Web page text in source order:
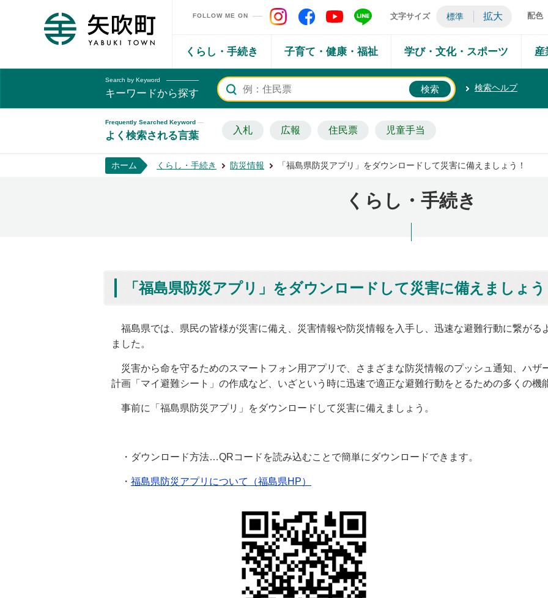
矢吹町ホームページ
FOLLOW ME ON 矢吹町 Instagram
矢吹町 Facebook
矢吹町 YouTube
矢吹町 LINE
文字サイズ 標準 拡大 配色
くらし・手続き 子育て・健康・福祉 学び・文化・スポーツ 産
Search by Keyword
キーワードから探す 検索ヘルプ
Frequently Searched Keyword
よく検索される言葉 入札 広報 住民票 児童手当
ホーム くらし・手続き 防災情報 「福島県防災アプリ」をダウンロードして災害に備えましょう！
くらし・手続き
「福島県防災アプリ」をダウンロードして災害に備えましょ
福島県では、県民の皆様が災害に備え、災害情報や防災情報を入手し、迅速な避難行動に繋がる
ました。
災害から命を守るためのスマートフォン用アプリで、さまざまな防災情報のプッシュ通知、ハザ
計画「マイ避難シート」の作成など、いざという時に迅速で適正な避難行動をとるための多くの機
事前に「福島県防災アプリ」をダウンロードして災害に備えましょう。
・ダウンロード方法…QRコードを読み込むことで簡単にダウンロードできます。
・ 福島県防災アプリについて（福島県HP）